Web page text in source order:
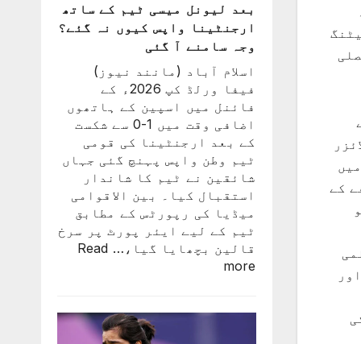
کے
کروڑ
لاکھ
افراد
کے
دستخط
بعد لیونل میسی ٹیم کے ساتھ
ارجنٹینا واپس کیوں نہ گئے؟
وجہ سامنے آ گئی
اسلام آباد (مانند نیوز)
فیفا ورلڈ کپ 2026ء کے
فائنل میں اسپین کے ہاتھوں
اضافی وقت میں 1-0 سے شکست
کے بعد ارجنٹینا کی قومی
ٹیم وطن واپس پہنچ گئی جہاں
شائقین نے ٹیم کا شاندار
استقبال کیا۔ بین الاقوامی
میڈیا کی رپورٹس کے مطابق
ٹیم کے لیے ایئر پورٹ پر سرخ
قالین بچھایا گیا،… Read
more
فائنل